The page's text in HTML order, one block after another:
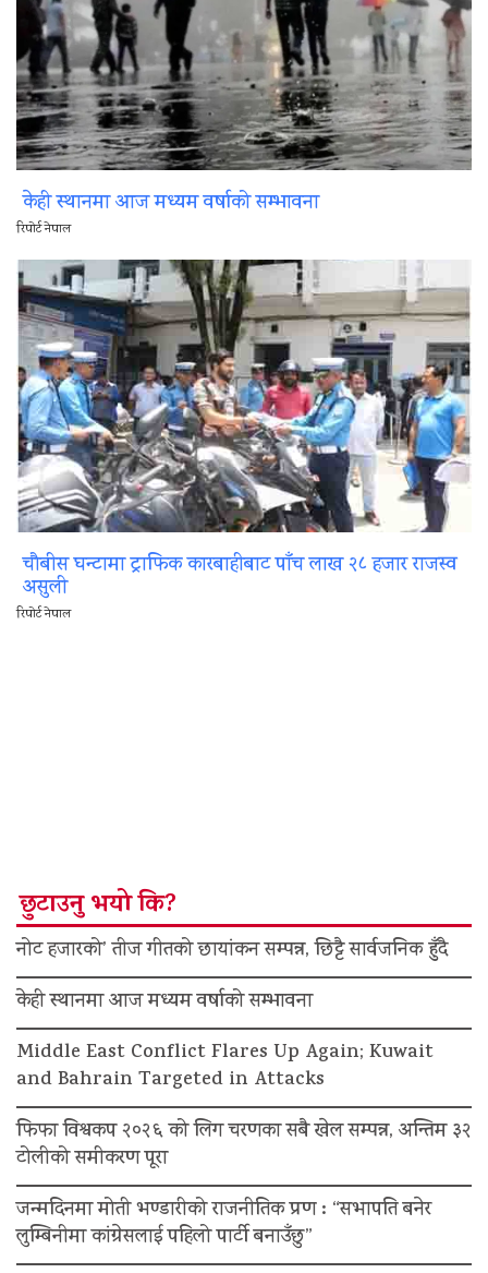
केही स्थानमा आज मध्यम वर्षाको सम्भावना
रिपोर्ट नेपाल
चौबीस घन्टामा ट्राफिक कारबाहीबाट पाँच लाख २८ हजार राजस्व
असुली
रिपोर्ट नेपाल
छुटाउनु भयो कि?
नोट हजारको’ तीज गीतको छायांकन सम्पन्न, छिट्टै सार्वजनिक हुँदै
केही स्थानमा आज मध्यम वर्षाको सम्भावना
Middle East Conflict Flares Up Again; Kuwait
and Bahrain Targeted in Attacks
फिफा विश्वकप २०२६ को लिग चरणका सबै खेल सम्पन्न, अन्तिम ३२
टोलीको समीकरण पूरा
जन्मदिनमा मोती भण्डारीको राजनीतिक प्रण : “सभापति बनेर
लुम्बिनीमा कांग्रेसलाई पहिलो पार्टी बनाउँछु”